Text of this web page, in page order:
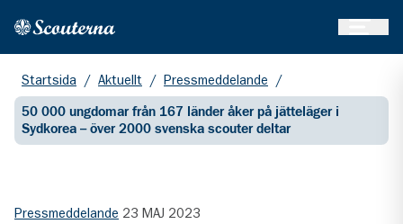
Hem
Startsida / Aktuellt / Pressmeddelande /
50 000 ungdomar från 167 länder åker på jätteläger i
Sydkorea – över 2000 svenska scouter deltar
Pressmeddelande 23 MAJ 2023